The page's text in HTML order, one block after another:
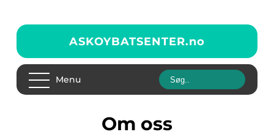
ASKOYBATSENTER.no
Menu
Om oss